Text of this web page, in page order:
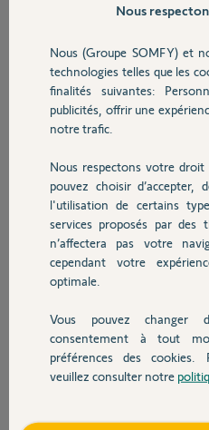
Sécurité
Domotique
Chauffage
Autres produits
Devis avec un pro
Contact
rejet du mot de passe.
Voici le PIN du kit :2114-3890-7032.
Merci,
Paul R.
Réponses
Bonjour
Il faut utiliser l app TaHoma sur le
André N. il y a environ
Nous
Nous (Groupe SOMFY) et
technologies telles que les
finalités suivantes:
publicités, offrir une
notre trafic.
Nous respectons votre
pouvez choisir
l'utilisation de certains
services proposés par des
n’affectera pas votre
cependant votre
optimale.
Vous pouvez
consentement à tout
préférences des cookies.
veuillez consulter notre